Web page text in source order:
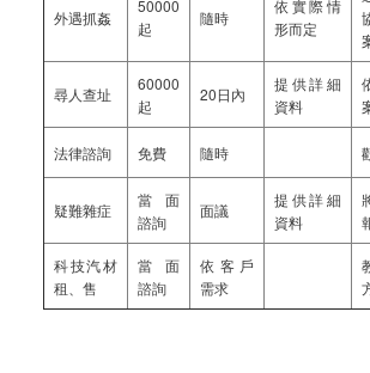
外遇抓姦
50000
起
隨時
依實際情
形而定
尋人查址
60000
起
20日內
提供詳細
資料
法律諮詢 免費 隨時
疑難雜症
當面
諮詢
面議
提供詳細
資料
科技汽材
租、售
當面
諮詢
依客戶
需求